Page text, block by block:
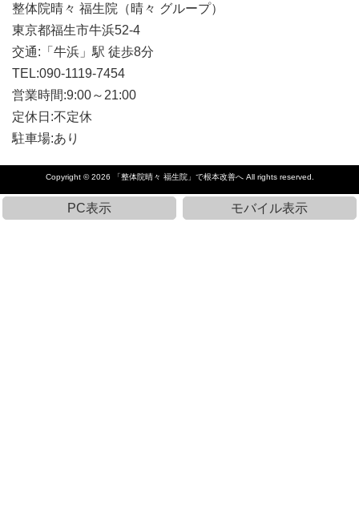
整体院晴々 福生院（晴々 グループ）
東京都福生市牛浜52-4
交通:「牛浜」駅 徒歩8分
TEL:090-1119-7454
営業時間:9:00～21:00
定休日:不定休
駐車場:あり
Copyright © 2026 「整体院晴々 福生院」で根本改善へAll rights reserved.
PC表示 モバイル表示